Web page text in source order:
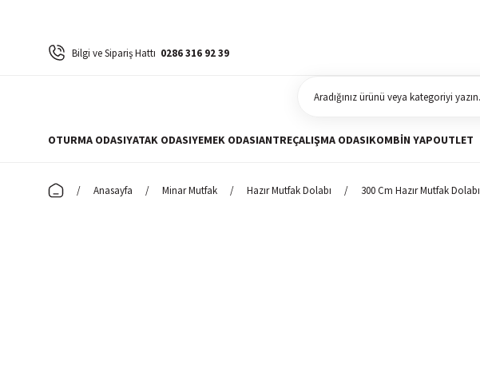
Bilgi ve Sipariş Hattı 0286 316 92 39
OTURMA ODASIYATAK ODASIYEMEK ODASIANTREÇALIŞMA ODASIKOMBIN YAPOUTLET
Anasayfa Minar Mutfak Hazır Mutfak Dolabı 300 Cm Hazır Mutfak Dolabı